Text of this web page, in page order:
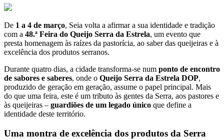
De 1 a 4 de março, Seia volta a afirmar a sua identidade e tradição
com a 48.ª Feira do Queijo Serra da Estrela, um evento que
presta homenagem às raízes da pastorícia, ao saber das queijeiras e à
excelência dos produtos serranos.
Durante quatro dias, a cidade transforma-se num ponto de encontro
de sabores e saberes, onde o Queijo Serra da Estrela DOP,
produzido de geração em geração, assume o papel principal. Mais
do que uma feira, este é um tributo às gentes da Serra, aos pastores e
às queijeiras – guardiões de um legado único que define a
identidade deste território.
Uma montra de excelência dos produtos da Serra